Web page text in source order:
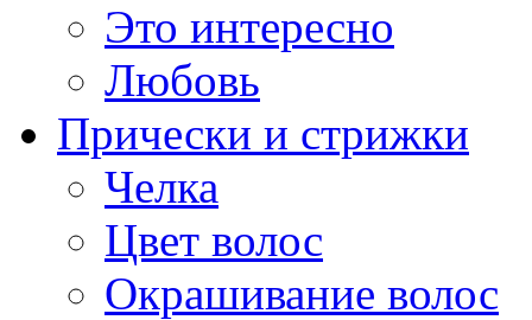
Это интересно
Любовь
Прически и стрижки
Челка
Цвет волос
Окрашивание волос